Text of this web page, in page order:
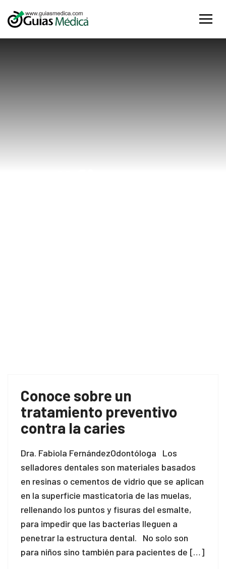
Conoce sobre un
tratamiento preventivo
contra la caries
Dra. Fabiola FernándezOdontóloga Los
selladores dentales son materiales basados
en resinas o cementos de vidrio que se aplican
en la superficie masticatoria de las muelas,
rellenando los puntos y fisuras del esmalte,
para impedir que las bacterias lleguen a
penetrar la estructura dental. No solo son
para niños sino también para pacientes de […]